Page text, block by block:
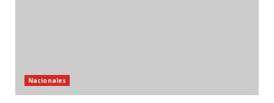
Nacionales